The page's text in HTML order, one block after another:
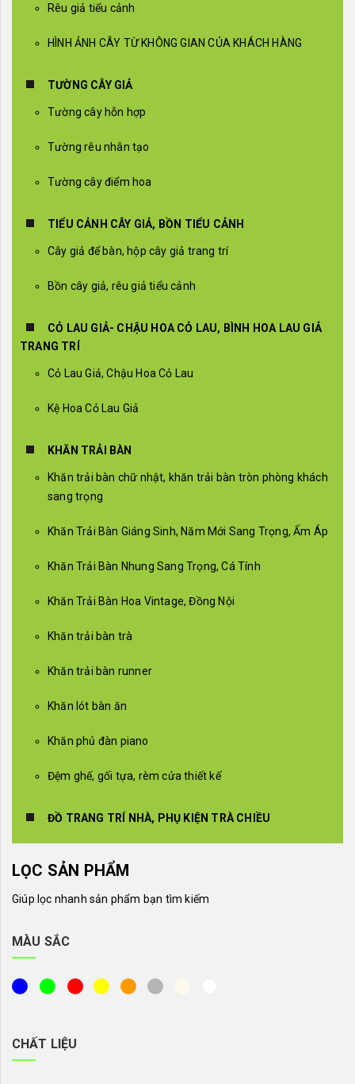
Rêu giả tiểu cảnh
HÌNH ẢNH CÂY TỪ KHÔNG GIAN CỦA KHÁCH HÀNG
TƯỜNG CÂY GIẢ
Tường cây hỗn hợp
Tường rêu nhân tạo
Tường cây điểm hoa
TIỂU CẢNH CÂY GIẢ, BỒN TIỂU CẢNH
Cây giả để bàn, hộp cây giả trang trí
Bồn cây giả, rêu giả tiểu cảnh
CỎ LAU GIẢ- CHẬU HOA CỎ LAU, BÌNH HOA LAU GIẢ
TRANG TRÍ
Cỏ Lau Giả, Chậu Hoa Cỏ Lau
Kệ Hoa Cỏ Lau Giả
KHĂN TRẢI BÀN
Khăn trải bàn chữ nhật, khăn trải bàn tròn phòng khách
sang trọng
Khăn Trải Bàn Giáng Sinh, Năm Mới Sang Trọng, Ấm Áp
Khăn Trải Bàn Nhung Sang Trọng, Cá Tính
Khăn Trải Bàn Hoa Vintage, Đồng Nội
Khăn trải bàn trà
Khăn trải bàn runner
Khăn lót bàn ăn
Khăn phủ đàn piano
Đệm ghế, gối tựa, rèm cửa thiết kế
ĐỒ TRANG TRÍ NHÀ, PHỤ KIỆN TRÀ CHIỀU
LỌC SẢN PHẨM
Giúp lọc nhanh sản phẩm bạn tìm kiếm
MÀU SẮC
CHẤT LIỆU